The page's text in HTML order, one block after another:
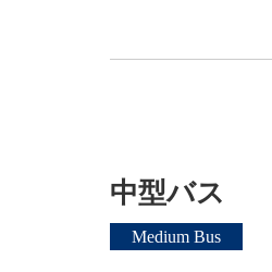
中型バス
Medium Bus